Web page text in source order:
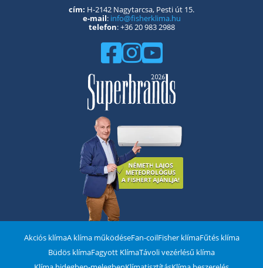
cím: H-2142 Nagytarcsa, Pesti út 15.
e-mail: info@fisherklima.hu
telefon: +36 20 983 2988
Akciós klímaA klíma működéseFan-coilFisher klímaFűtés klíma
Büdös klímaFagyott KlímaTávoli vezérlésű klíma